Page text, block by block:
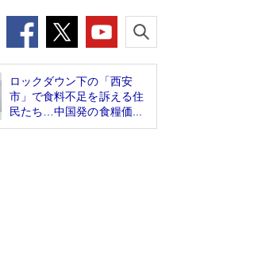
ロックダウン下の「西安
市」で食料不足を訴える住
民たち…中国発の食糧価...